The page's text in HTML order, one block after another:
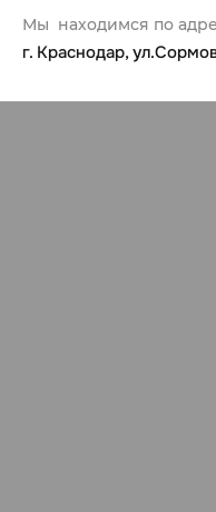
Мы находимся по
г. Краснодар,